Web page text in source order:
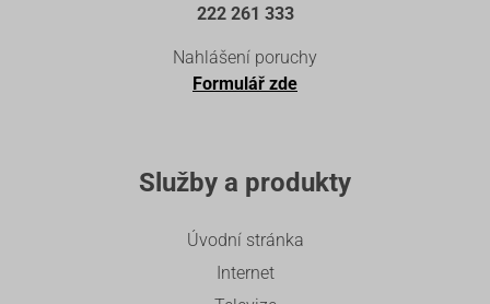
222 261 333
Nahlášení poruchy
Formulář zde
Služby a produkty
Úvodní stránka
Internet